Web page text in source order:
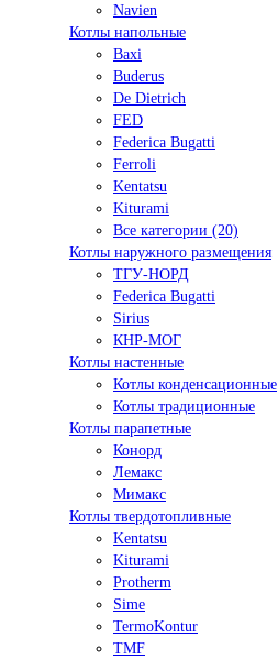
Navien
Котлы напольные
Baxi
Buderus
De Dietrich
FED
Federica Bugatti
Ferroli
Kentatsu
Kiturami
Все категории (20)
Котлы наружного размещения
ТГУ-НОРД
Federica Bugatti
Sirius
КНР-МОГ
Котлы настенные
Котлы конденсационные
Котлы традиционные
Котлы парапетные
Конорд
Лемакс
Мимакс
Котлы твердотопливные
Kentatsu
Kiturami
Protherm
Sime
TermoKontur
TMF